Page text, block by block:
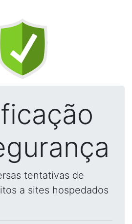
tentativas de
a sites hospedados